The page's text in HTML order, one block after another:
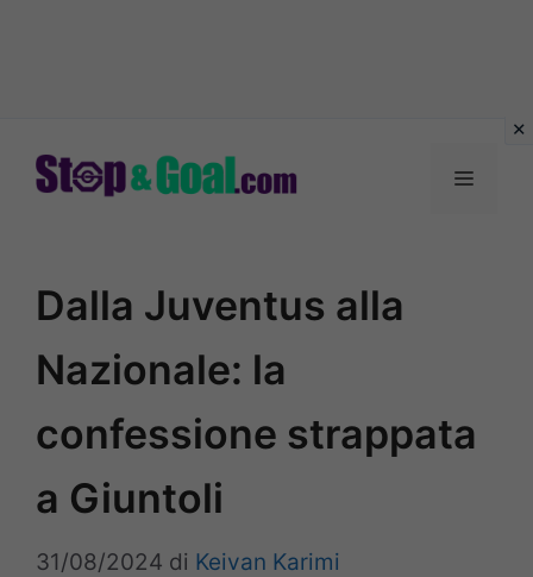
Menu
Dalla Juventus alla
Nazionale: la
confessione strappata
a Giuntoli
31/08/2024 di Keivan Karimi